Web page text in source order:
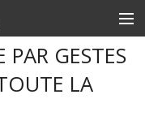
GESTES
LA